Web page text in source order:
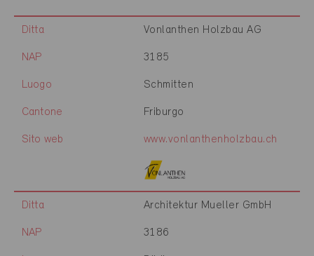
Ditta Vonlanthen Holzbau AG
NAP 3185
Luogo Schmitten
Cantone Friburgo
Sito web www.vonlanthenholzbau.ch
Ditta Architektur Mueller GmbH
NAP 3186